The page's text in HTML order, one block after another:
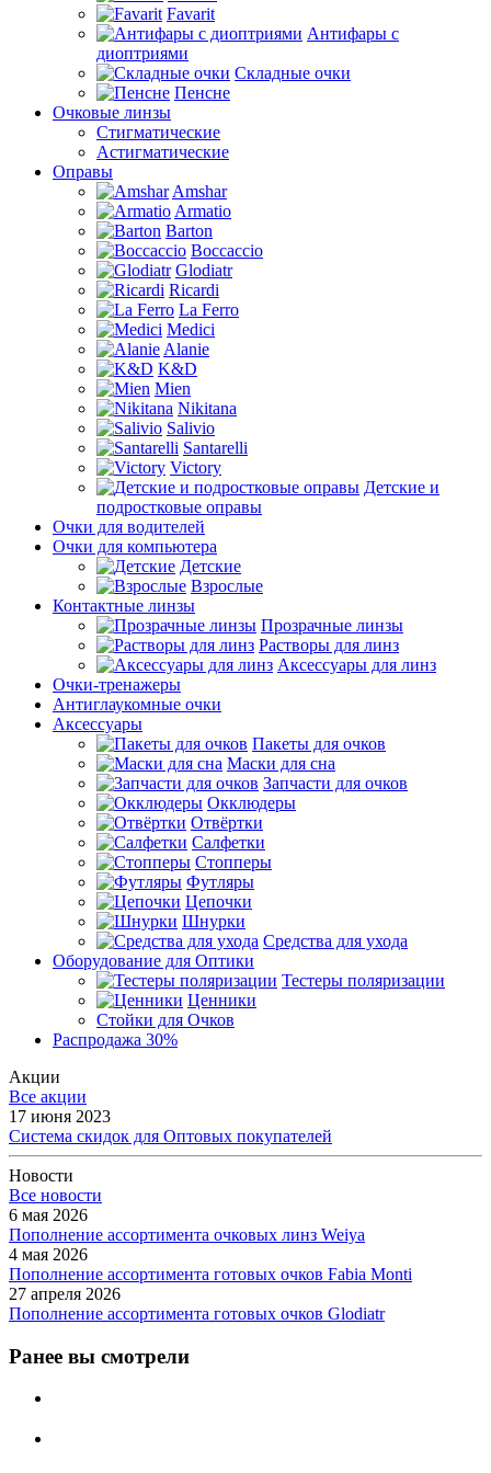
Favarit
Антифары с
диоптриями
Складные очки
Пенсне
Очковые линзы
Стигматические
Астигматические
Оправы
Amshar
Armatio
Barton
Boccaccio
Glodiatr
Ricardi
La Ferro
Medici
Alanie
K&D
Mien
Nikitana
Salivio
Santarelli
Victory
Детские и
подростковые оправы
Очки для водителей
Очки для компьютера
Детские
Взрослые
Контактные линзы
Прозрачные линзы
Растворы для линз
Аксессуары для линз
Очки-тренажеры
Антиглаукомные очки
Аксессуары
Пакеты для очков
Маски для сна
Запчасти для очков
Окклюдеры
Отвёртки
Салфетки
Стопперы
Футляры
Цепочки
Шнурки
Средства для ухода
Оборудование для Оптики
Тестеры поляризации
Ценники
Стойки для Очков
Распродажа 30%
Акции
Все акции
17 июня 2023
Система скидок для Оптовых покупателей
Новости
Все новости
6 мая 2026
Пополнение ассортимента очковых линз Weiya
4 мая 2026
Пополнение ассортимента готовых очков Fabia Monti
27 апреля 2026
Пополнение ассортимента готовых очков Glodiatr
Ранее вы смотрели